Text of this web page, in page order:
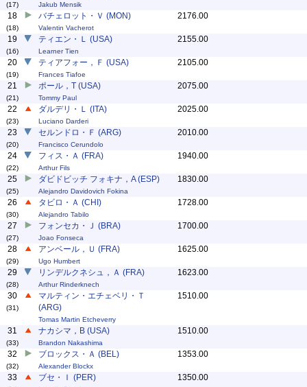
(17) Jakub Mensik
18
(18)
バチェロット・Ｖ (MON)
Valentin Vacherot
2176.00
19
(16)
ティエン・Ｌ (USA)
Learner Tien
2155.00
20
(19)
ティアフォー，Ｆ (USA)
Frances Tiafoe
2105.00
21
(21)
ポール，T (USA)
Tommy Paul
2075.00
22
(23)
ダルデリ・Ｌ (ITA)
Luciano Darderi
2025.00
23
(20)
セルンドロ・Ｆ (ARG)
Francisco Cerundolo
2010.00
24
(22)
フィス・Ａ (FRA)
Arthur Fils
1940.00
25
(25)
ダビドビッチ フォキナ，A (ESP)
Alejandro Davidovich Fokina
1830.00
26
(30)
タビロ・Ａ (CHI)
Alejandro Tabilo
1728.00
27
(27)
フォンセカ・Ｊ (BRA)
Joao Fonseca
1700.00
28
(29)
アンベール，Ｕ (FRA)
Ugo Humbert
1625.00
29
(28)
リンデルクネシュ，Ａ (FRA)
Arthur Rinderknech
1623.00
30
(31)
マルティン・エチェベリ・Ｔ
(ARG)
Tomas Martin Etcheverry
1510.00
31
(33)
ナカシマ，B (USA)
Brandon Nakashima
1510.00
32
(32)
ブロックス・Ａ (BEL)
Alexander Blockx
1353.00
33 ブセ・Ｉ (PER) 1350.00